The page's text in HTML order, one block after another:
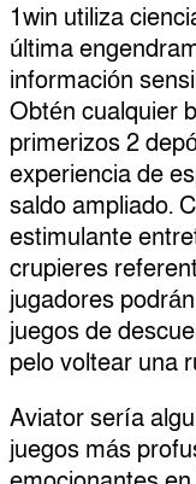
1win utiliza
última
información
Obtén cualquier
primerizos 2
experiencia de
saldo ampliado.
estimulante
crupieres
jugadores
juegos de
pelo voltear una
Aviator serí­a
juegos más